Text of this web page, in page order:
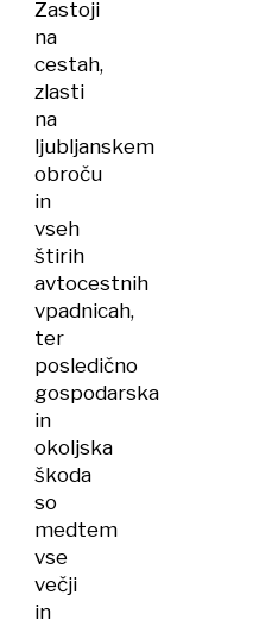
Zastoji
na
cestah,
zlasti
na
ljubljanskem
obroču
in
vseh
štirih
avtocestnih
vpadnicah,
ter
posledično
gospodarska
in
okoljska
škoda
so
medtem
vse
večji
in